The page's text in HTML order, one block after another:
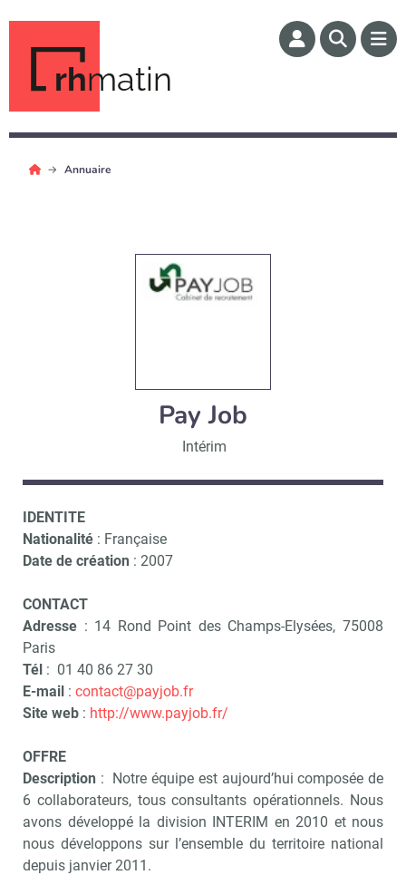
rhmatin
Annuaire
Pay Job
Intérim
IDENTITE
Nationalité : Française
Date de création : 2007
CONTACT
Adresse : 14 Rond Point des Champs-Elysées, 75008
Paris
Tél : 01 40 86 27 30
E-mail : contact@payjob.fr
Site web : http://www.payjob.fr/
OFFRE
Description : Notre équipe est aujourd’hui composée de
6 collaborateurs, tous consultants opérationnels. Nous
avons développé la division INTERIM en 2010 et nous
nous développons sur l’ensemble du territoire national
depuis janvier 2011.